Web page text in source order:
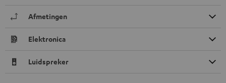
Afmetingen
Elektronica
Luidspreker